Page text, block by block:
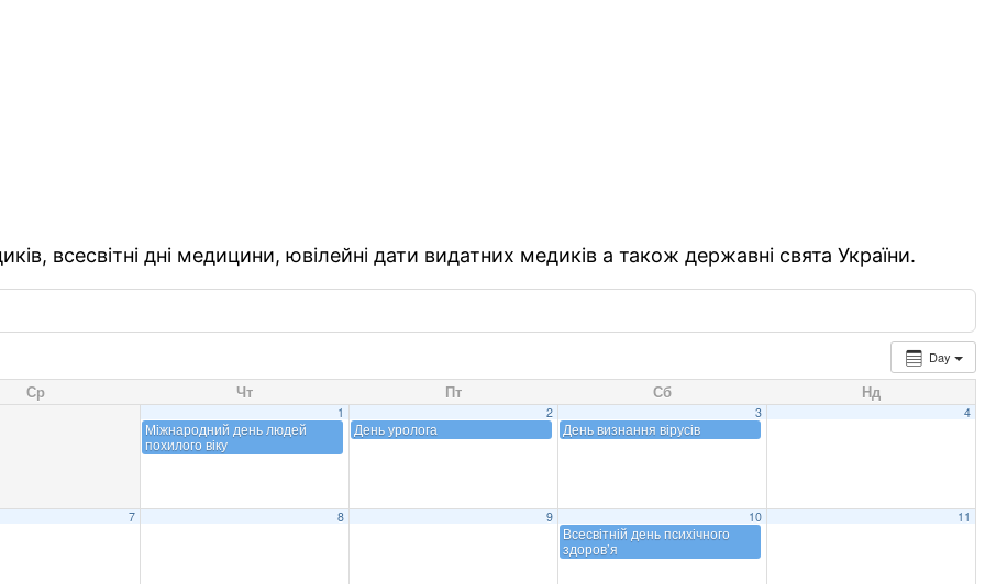
всесвітні дні медицини, ювілейні дати видатних медиків а також державні свята України.
Day
Ср Чт Пт Сб Нд
1
Міжнародний день людей
похилого віку
2
День уролога
3
День визнання вірусів
4
7 8 9 10
Всесвітній день психічного
здоров’я
11